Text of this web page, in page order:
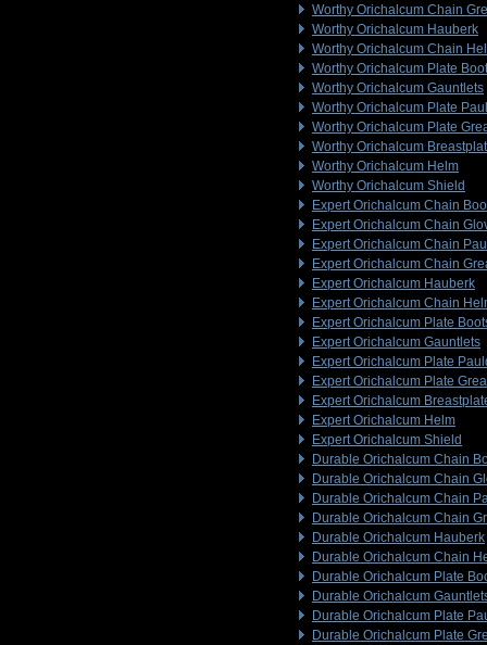
Worthy Orichalcum Chain
Worthy Orichalcum Hauberk
Worthy Orichalcum Chain
Worthy Orichalcum Plate
Worthy Orichalcum Gauntlets
Worthy Orichalcum Plate
Worthy Orichalcum Plate
Worthy Orichalcum
Worthy Orichalcum Helm
Worthy Orichalcum Shield
Expert Orichalcum Chain
Expert Orichalcum Chain
Expert Orichalcum Chain
Expert Orichalcum Chain
Expert Orichalcum Hauberk
Expert Orichalcum Chain
Expert Orichalcum Plate
Expert Orichalcum Gauntlets
Expert Orichalcum Plate
Expert Orichalcum Plate
Expert Orichalcum
Expert Orichalcum Helm
Expert Orichalcum Shield
Durable Orichalcum Chain
Durable Orichalcum Chain
Durable Orichalcum Chain
Durable Orichalcum Chain
Durable Orichalcum Hauberk
Durable Orichalcum Chain
Durable Orichalcum Plate
Durable Orichalcum
Durable Orichalcum Plate
Durable Orichalcum Plate